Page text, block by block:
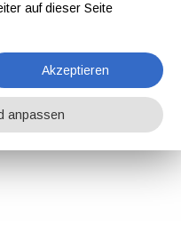
auf dieser Seite
Akzeptieren
anpassen